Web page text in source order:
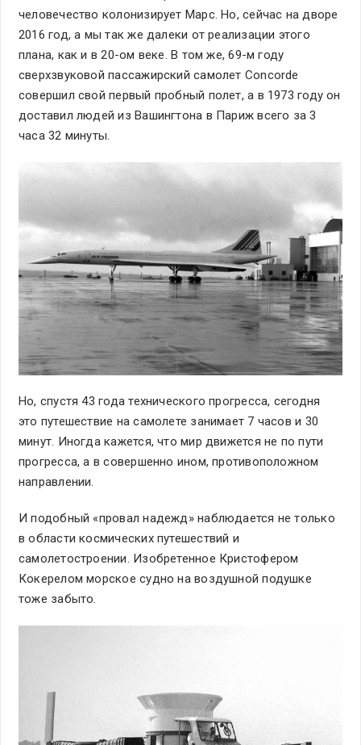
человечество колонизирует Марс. Но, сейчас на дворе
2016 год, а мы так же далеки от реализации этого
плана, как и в 20-ом веке. В том же, 69-м году
сверхзвуковой пассажирский самолет Concorde
совершил свой первый пробный полет, а в 1973 году он
доставил людей из Вашингтона в Париж всего за 3
часа 32 минуты.
Но, спустя 43 года технического прогресса, сегодня
это путешествие на самолете занимает 7 часов и 30
минут. Иногда кажется, что мир движется не по пути
прогресса, а в совершенно ином, противоположном
направлении.
И подобный «провал надежд» наблюдается не только
в области космических путешествий и
самолетостроении. Изобретенное Кристофером
Кокерелом морское суднона воздушной подушке
тоже забыто.